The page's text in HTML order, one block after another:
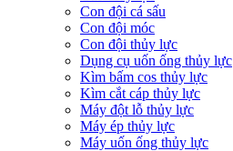
Con đội cá sấu
Con đội móc
Con đội thủy lực
Dụng cụ uốn ống thủy lực
Kìm bấm cos thủy lực
Kìm cắt cáp thủy lực
Máy đột lỗ thủy lực
Máy ép thủy lực
Máy uốn ống thủy lực